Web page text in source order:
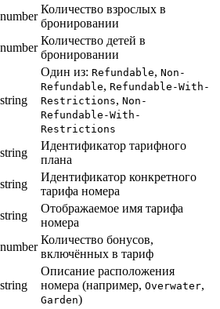
number
Количество взрослых в
бронировании
number
Количество детей в
бронировании
string
Один из: Refundable, Non-
Refundable, Refundable-With-
Restrictions, Non-
Refundable-With-
Restrictions
string
Идентификатор тарифного
плана
string
Идентификатор конкретного
тарифа номера
string
Отображаемое имя тарифа
номера
number
Количество бонусов,
включённых в тариф
string
Описание расположения
номера (например, Overwater,
Garden)